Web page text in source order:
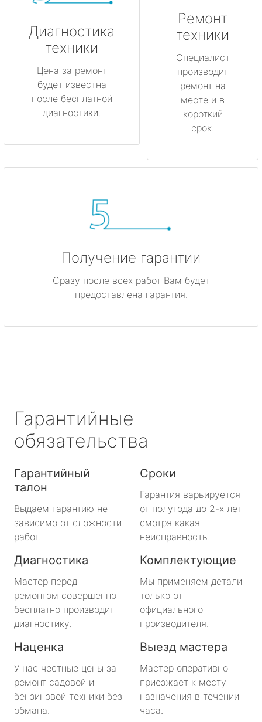
Диагностика
техники
Цена за ремонт
будет известна
после бесплатной
диагностики.
Ремонт
техники
Специалист
производит
ремонт на
месте и в
короткий
срок.
Получение гарантии
Сразу после всех работ Вам будет
предоставлена гарантия.
Гарантийные
обязательства
Гарантийный
талон
Выдаем гарантию не
зависимо от сложности
работ.
Сроки
Гарантия варьируется
от полугода до 2-х лет
смотря какая
неисправность.
Диагностика
Мастер перед
ремонтом совершенно
бесплатно производит
диагностику.
Комплектующие
Мы применяем детали
только от
официального
производителя.
Наценка
У нас честные цены за
ремонт садовой и
бензиновой техники без
обмана.
Выезд мастера
Мастер оперативно
приезжает к месту
назначения в течении
часа.